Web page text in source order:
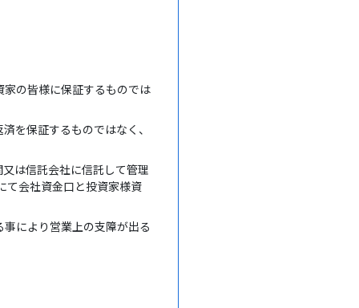
の皆様に保証するものでは
を保証するものではなく、
は信託会社に信託して管理
て会社資金口と投資家様資
により営業上の支障が出る